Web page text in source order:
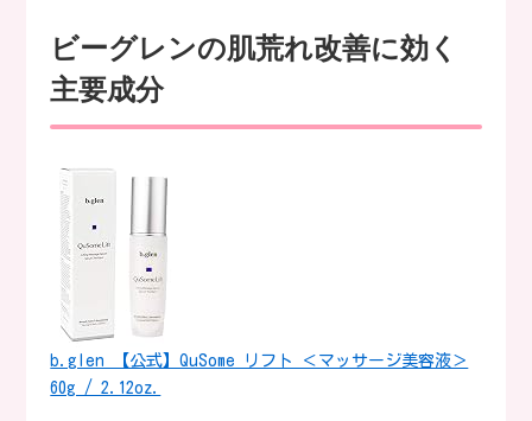
ビーグレンの肌荒れ改善に効く
主要成分
b.glen 【公式】QuSome リフト ＜マッサージ美容液＞
60g / 2.12oz.